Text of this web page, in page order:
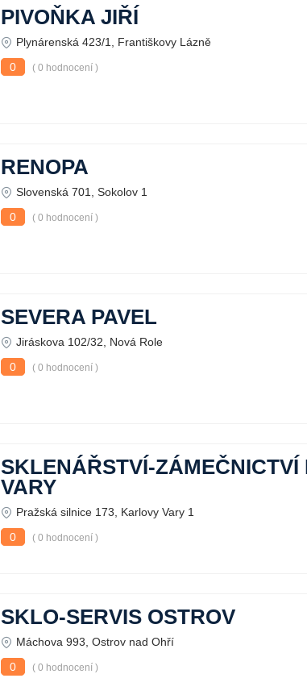
PIVOŇKA JIŘÍ
Plynárenská 423/1, Františkovy Lázně
0
( 0 hodnocení )
RENOPA
Slovenská 701, Sokolov 1
0
( 0 hodnocení )
SEVERA PAVEL
Jiráskova 102/32, Nová Role
0
( 0 hodnocení )
SKLENÁŘSTVÍ-ZÁMEČNICTVÍ
VARY
Pražská silnice 173, Karlovy Vary 1
0
( 0 hodnocení )
SKLO-SERVIS OSTROV
Máchova 993, Ostrov nad Ohří
0
( 0 hodnocení )